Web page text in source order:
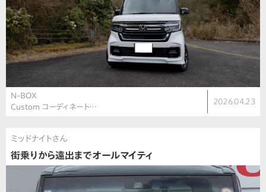
N-BOX
Custom コーディネート…
2026.04.23
ミッドナイトさん
街乗りから遠出までオールマイティ